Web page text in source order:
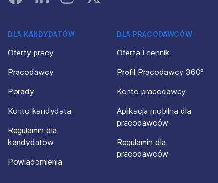
DLA KANDYDATÓW
Oferty pracy
Pracodawcy
Porady
Konto kandydata
Regulamin dla
kandydatów
Powiadomienia
DLA PRACODAWCÓW
Oferta i cennik
Profil Pracodawcy 360°
Konto pracodawcy
Aplikacja mobilna dla
pracodawców
Regulamin dla
pracodawców